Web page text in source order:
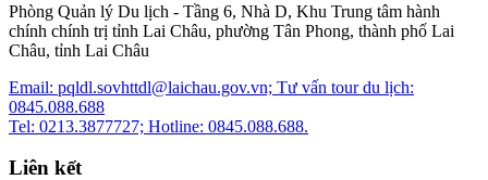
Phòng Quản lý Du lịch - Tầng 6, Nhà D, Khu Trung tâm hành
chính chính trị tỉnh Lai Châu, phường Tân Phong, thành phố Lai
Châu, tỉnh Lai Châu
Email: pqldl.sovhttdl@laichau.gov.vn; Tư vấn tour du lịch:
0845.088.688
Tel: 0213.3877727; Hotline: 0845.088.688.
Liên kết